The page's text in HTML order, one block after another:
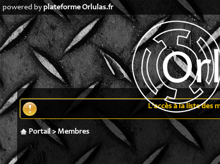
powered by plateforme Orlulas.fr
L'accès à la liste des
Portail> Membres